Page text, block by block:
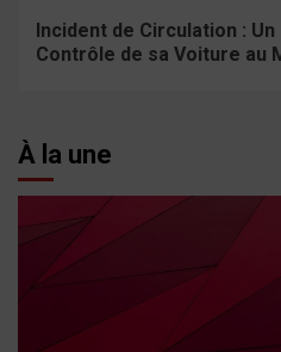
Incident de Circulation :
Contrôle de sa Voiture au
À la une